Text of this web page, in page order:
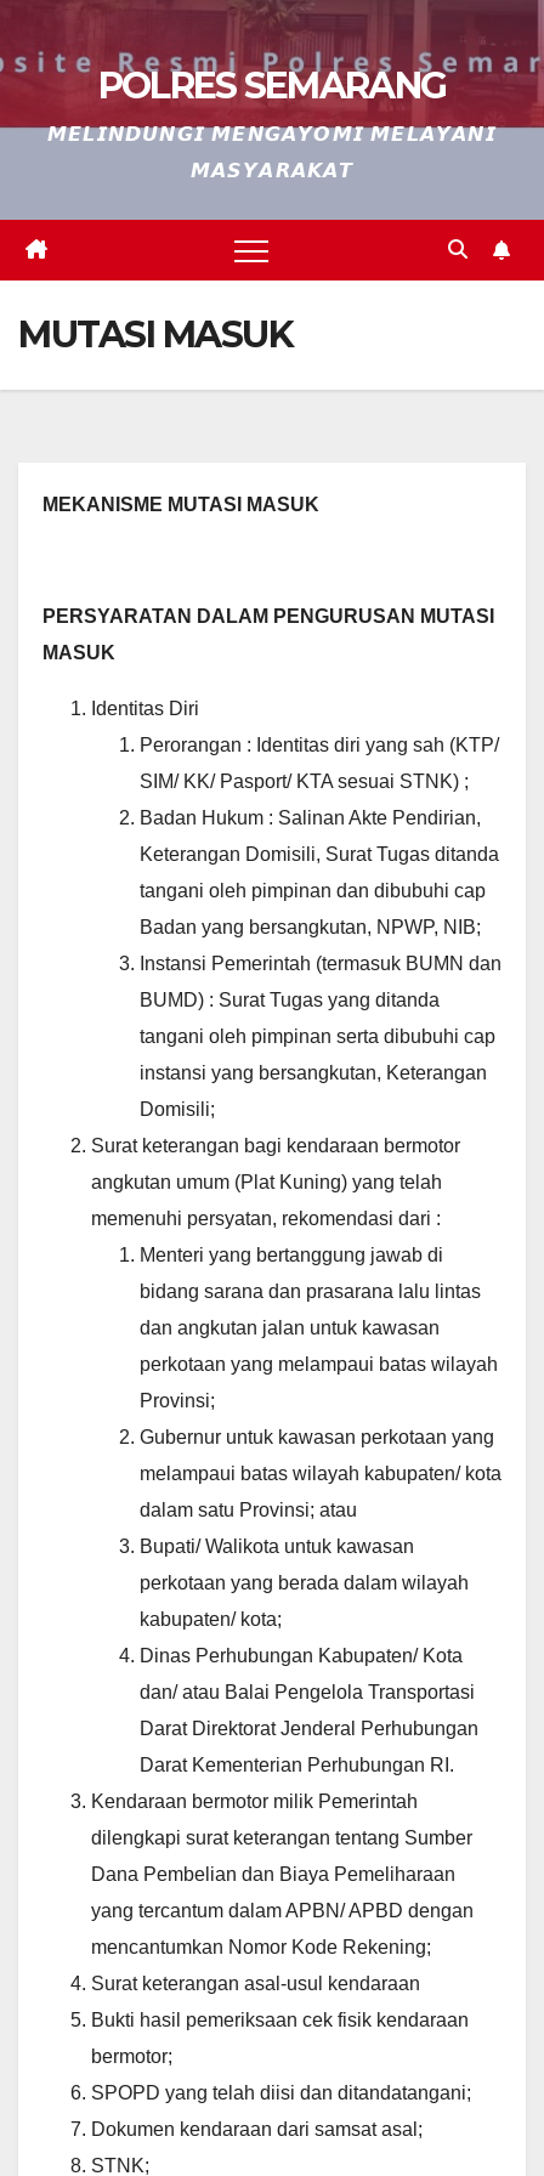
POLRES SEMARANG
𝙈𝙀𝙇𝙄𝙉𝘿𝙐𝙉𝙂𝙄 𝙈𝙀𝙉𝙂𝘼𝙔𝙊𝙈𝙄 𝙈𝙀𝙇𝘼𝙔𝘼𝙉𝙄
𝙈𝘼𝙎𝙔𝘼𝙍𝘼𝙆𝘼𝙏
MUTASI MASUK
MEKANISME MUTASI MASUK
PERSYARATAN DALAM PENGURUSAN MUTASI
MASUK
Identitas Diri
Perorangan : Identitas diri yang sah (KTP/
SIM/ KK/ Pasport/ KTA sesuai STNK) ;
Badan Hukum : Salinan Akte Pendirian,
Keterangan Domisili, Surat Tugas ditanda
tangani oleh pimpinan dan dibubuhi cap
Badan yang bersangkutan, NPWP, NIB;
Instansi Pemerintah (termasuk BUMN dan
BUMD) : Surat Tugas yang ditanda
tangani oleh pimpinan serta dibubuhi cap
instansi yang bersangkutan, Keterangan
Domisili;
Surat keterangan bagi kendaraan bermotor
angkutan umum (Plat Kuning) yang telah
memenuhi persyatan, rekomendasi dari :
Menteri yang bertanggung jawab di
bidang sarana dan prasarana lalu lintas
dan angkutan jalan untuk kawasan
perkotaan yang melampaui batas wilayah
Provinsi;
Gubernur untuk kawasan perkotaan yang
melampaui batas wilayah kabupaten/ kota
dalam satu Provinsi; atau
Bupati/ Walikota untuk kawasan
perkotaan yang berada dalam wilayah
kabupaten/ kota;
Dinas Perhubungan Kabupaten/ Kota
dan/ atau Balai Pengelola Transportasi
Darat Direktorat Jenderal Perhubungan
Darat Kementerian Perhubungan RI.
Kendaraan bermotor milik Pemerintah
dilengkapi surat keterangan tentang Sumber
Dana Pembelian dan Biaya Pemeliharaan
yang tercantum dalam APBN/ APBD dengan
mencantumkan Nomor Kode Rekening;
Surat keterangan asal-usul kendaraan
Bukti hasil pemeriksaan cek fisik kendaraan
bermotor;
SPOPD yang telah diisi dan ditandatangani;
Dokumen kendaraan dari samsat asal;
STNK;